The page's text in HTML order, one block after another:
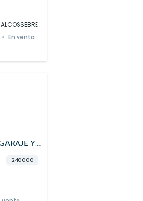
ALCOSSEBRE
En venta
Y
240000